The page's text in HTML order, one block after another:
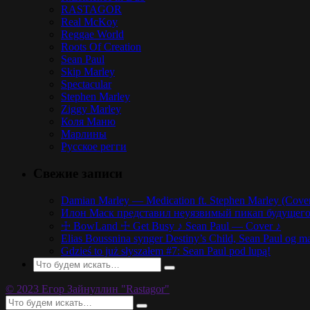
RASTAGOR
Real McKoy
Reggae World
Roots Of Creation
Sean Paul
Skip Marley
Spectacular
Stephen Marley
Ziggy Marley
Коля Маню
Марлины
Русское регги
Damian Marley — Medication ft. Stephen Marley
Илон Маск представил неуязвимый пикап
☩ BowLand ☩ Get Busy ♪ Sean Paul — Cover ♪
Elias Boussnina synger Destiny’s Child, Sean Paul og
Gdzieś to już słyszałem #7: Sean Paul pod lupą!
© 2023 Егор Зайнуллин "Rastagor"